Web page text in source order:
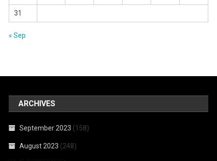
31
« Sep
ARCHIVES
September 2023 (158)
August 2023 (248)